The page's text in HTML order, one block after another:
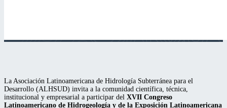
La Asociación Latinoamericana de Hidrología Subterránea para el
Desarrollo (ALHSUD) invita a la comunidad científica, técnica,
institucional y empresarial a participar del XVII Congreso
Latinoamericano de Hidrogeología y de la Exposición Latinoamericana